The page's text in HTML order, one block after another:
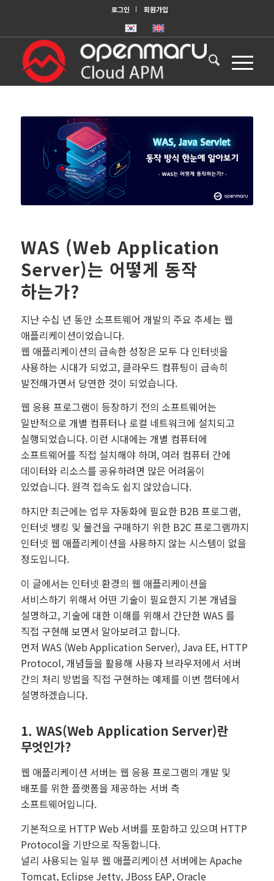
로그인 회원가입
WAS (Web Application
Server)는 어떻게 동작
하는가?
지난 수십 년 동안 소프트웨어 개발의 주요 추세는 웹
애플리케이션이었습니다.
웹 애플리케이션의 급속한 성장은 모두 다 인터넷을
사용하는 시대가 되었고, 클라우드 컴퓨팅이 급속히
발전해가면서 당연한 것이 되었습니다.
웹 응용 프로그램이 등장하기 전의 소프트웨어는
일반적으로 개별 컴퓨터나 로컬 네트워크에 설치되고
실행되었습니다. 이런 시대에는 개별 컴퓨터에
소프트웨어를 직접 설치해야 하며, 여러 컴퓨터 간에
데이터와 리소스를 공유하려면 많은 어려움이
있었습니다. 원격 접속도 쉽지 않았습니다.
하지만 최근에는 업무 자동화에 필요한 B2B 프로그램,
인터넷 뱅킹 및 물건을 구매하기 위한 B2C 프로그램까지
인터넷 웹 애플리케이션을 사용하지 않는 시스템이 없을
정도입니다.
이 글에서는 인터넷 환경의 웹 애플리케이션을
서비스하기 위해서 어떤 기술이 필요한지 기본 개념을
설명하고, 기술에 대한 이해를 위해서 간단한 WAS 를
직접 구현해 보면서 알아보려고 합니다.
먼저 WAS (Web Application Server), Java EE, HTTP
Protocol, 개념들을 활용해 사용자 브라우저에서 서버
간의 처리 방법을 직접 구현하는 예제를 이번 챕터에서
설명하겠습니다.
1. WAS(Web Application Server)란
무엇인가?
웹 애플리케이션 서버는 웹 응용 프로그램의 개발 및
배포를 위한 플랫폼을 제공하는 서버 측
소프트웨어입니다.
기본적으로 HTTP Web 서버를 포함하고 있으며 HTTP
Protocol을 기반으로 작동합니다.
널리 사용되는 일부 웹 애플리케이션 서버에는 Apache
Tomcat, Eclipse Jetty, JBoss EAP, Oracle